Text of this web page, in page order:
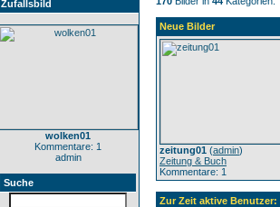
Zufallsbild
wolken01
Kommentare: 1
admin
Suche
Neue Bilder
zeitung01 (admin)
Zeitung & Buch
Kommentare: 1
Zur Zeit aktive Benutzer: